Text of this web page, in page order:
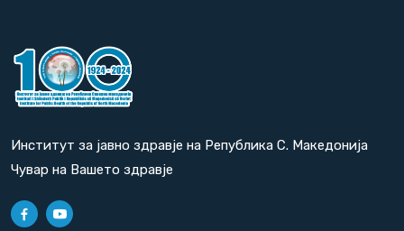
Институт за јавно здравје на Република С. Македонија
Чувар на Вашето здравје